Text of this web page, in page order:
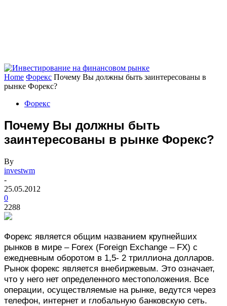
Home Форекс Почему Вы должны быть заинтересованы в
рынке Форекс?
Форекс
Почему Вы должны быть
заинтересованы в рынке Форекс?
By
investwm
-
25.05.2012
0
2288
Форекс является общим названием крупнейших
рынков в мире – Forex (Foreign Exchange – FX) с
ежедневным оборотом в 1,5- 2 триллиона долларов.
Рынок форекс является внебиржевым. Это означает,
что у него нет определенного местоположения. Все
операции, осуществляемые на рынке, ведутся через
телефон, интернет и глобальную банковскую сеть.